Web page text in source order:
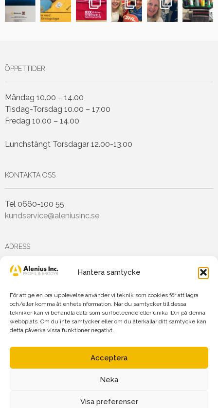
Hantera samtycke
För att ge en bra upplevelse använder vi teknik som cookies för att lagra
och/eller komma åt enhetsinformation. När du samtycker till dessa
tekniker kan vi behandla data som surfbeteende eller unika ID:n på denna
webbplats. Om du inte samtycker eller om du återkallar ditt samtycke kan
detta påverka vissa funktioner negativt.
Acceptera
Neka
Visa preferenser
ÖPPETTIDER
Måndag 10.00 – 14.00
Tisdag-Torsdag 10.00 – 17.00
Fredag 10.00 – 14.00
Lunchstängt Torsdagar 12.00-13.00
KONTAKTA OSS
Tel 0660-100 55
kundservice@aleniusinc.se
ADRESS
Hästmarksvägen 3D
FÖLJ OSS PÅ
Agnetha Alenius Incorporated AB